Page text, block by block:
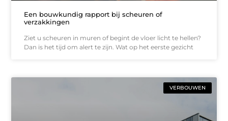
Een bouwkundig rapport bij scheuren of
verzakkingen
Ziet u scheuren in muren of begint de vloer licht te hellen?
Dan is het tijd om alert te zijn. Wat op het eerste gezicht
VERBOUWEN